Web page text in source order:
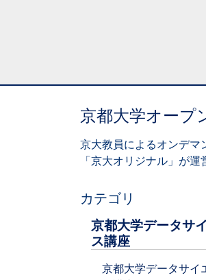
京都大学オープ
京大教員によるオンデマ
「京大オリジナル」が運
カテゴリ
京都大学データサ
ス講座
京都大学データサイ